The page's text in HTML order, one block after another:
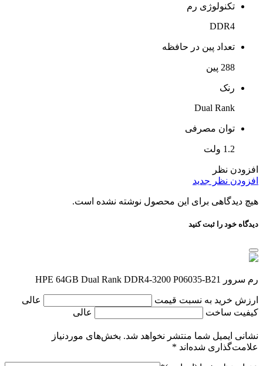
تکنولوژی رم
DDR4
تعداد پین در حافظه
288 پین
رنک
Dual Rank
توان مصرفی
1.2 ولت
افزودن نظر
افزودن نظر جدید
هیچ دیدگاهی برای این محصول نوشته نشده است.
دیدگاه خود را ثبت کنید
رم سرور HPE 64GB Dual Rank DDR4-3200 P06035-B21
ارزش خرید به نسبت قیمت
عالی
کیفیت ساخت
عالی
نشانی ایمیل شما منتشر نخواهد شد. بخش‌های موردنیاز
علامت‌گذاری شده‌اند *